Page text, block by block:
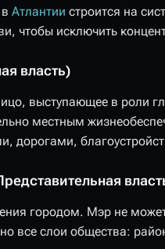
Атлантии строится на
чтобы исключить
власть)
выступающее в роли
местным
дорогами,
городом. Мэр не
все слои общества: